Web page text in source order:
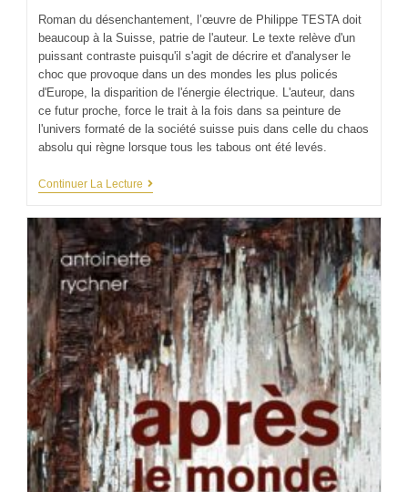
Roman du désenchantement, l’œuvre de Philippe TESTA doit
beaucoup à la Suisse, patrie de l'auteur. Le texte relève d'un
puissant contraste puisqu'il s'agit de décrire et d'analyser le
choc que provoque dans un des mondes les plus policés
d'Europe, la disparition de l'énergie électrique. L'auteur, dans
ce futur proche, force le trait à la fois dans sa peinture de
l'univers formaté de la société suisse puis dans celle du chaos
absolu qui règne lorsque tous les tabous ont été levés.
Continuer La Lecture